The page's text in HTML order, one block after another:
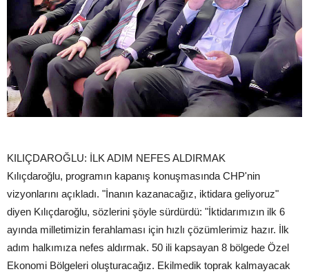
KILIÇDAROĞLU: İLK ADIM NEFES ALDIRMAK
Kılıçdaroğlu, programın kapanış konuşmasında CHP'nin
vizyonlarını açıkladı. "İnanın kazanacağız, iktidara geliyoruz"
diyen Kılıçdaroğlu, sözlerini şöyle sürdürdü: "İktidarımızın ilk 6
ayında milletimizin ferahlaması için hızlı çözümlerimiz hazır. İlk
adım halkımıza nefes aldırmak. 50 ili kapsayan 8 bölgede Özel
Ekonomi Bölgeleri oluşturacağız. Ekilmedik toprak kalmayacak